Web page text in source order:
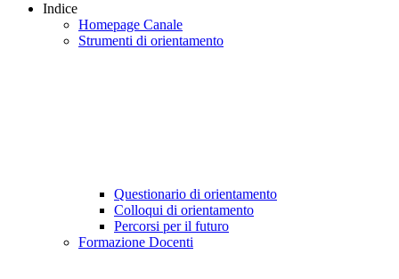
Indice
Homepage Canale
Strumenti di orientamento
Questionario di orientamento
Colloqui di orientamento
Percorsi per il futuro
Formazione Docenti